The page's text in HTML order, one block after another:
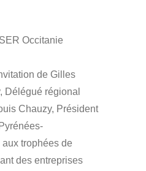
Occitanie
de Gilles
Délégué régional
Chauzy, Président
trophées de
des entreprises